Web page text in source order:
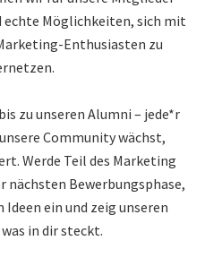
echte Möglichkeiten, sich mit
Enthusiasten zu
zu unseren Alumni – jede*r
Community wächst,
Werde Teil des Marketing
nächsten Bewerbungsphase,
ein und zeig unseren
in dir steckt.